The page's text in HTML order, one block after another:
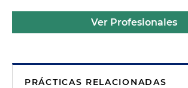
Ver Profesionales
PRÁCTICAS RELACIONADAS